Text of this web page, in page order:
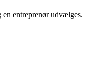
entreprenør udvælges.